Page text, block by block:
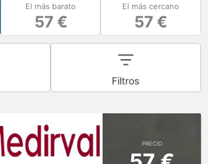
El más barato
57 €
El más cercano
57 €
Filtros
PRECIO